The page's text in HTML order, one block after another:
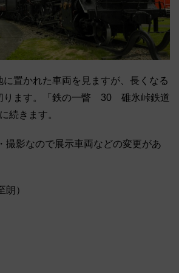
に置かれた車両を見ますが、長くなる
ります。「鉄の一瞥 30 碓氷峠鉄道
続きます。
撮影なので展示車両などの変更があ
朗）